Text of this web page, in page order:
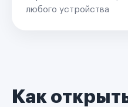
любого устройства
Как